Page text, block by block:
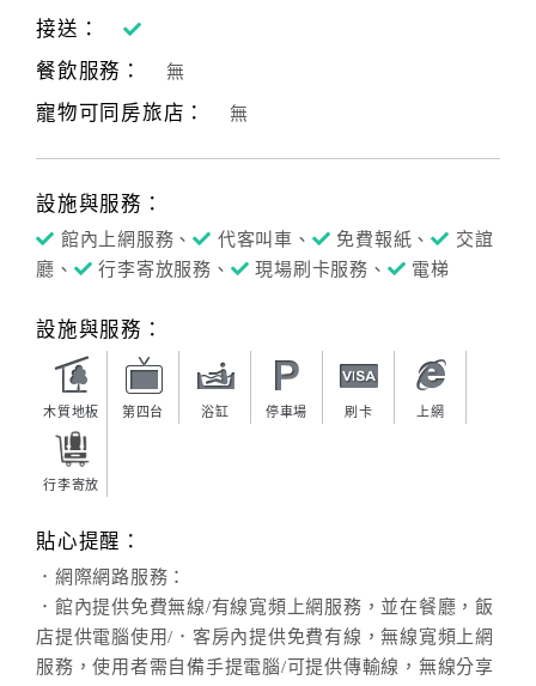
接送：
餐飲服務：
無
寵物可同房旅店： 無
設施與服務：
館內上網服務、 代客叫車、 免費報紙、
交誼
廳、
行李寄放服務、 現場刷卡服務、 電梯
設施與服務：
木質地板 第四台 浴缸 停車場 刷卡 上網
行李寄放
貼心提醒：
．網際網路服務：
．館內提供免費無線/有線寬頻上網服務，並在餐廳，飯
店提供電腦使用/．客房內提供免費有線，無線寬頻上網
服務，使用者需自備手提電腦/可提供傳輸線，無線分享